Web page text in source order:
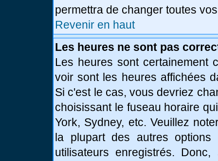
permettra de changer toutes
Revenir en haut
Les heures ne sont pas
Les heures sont certainement
voir sont les heures affichées
Si c'est le cas, vous devriez
choisissant le fuseau horaire
York, Sydney, etc. Veuillez
la plupart des autres
utilisateurs enregistrés.